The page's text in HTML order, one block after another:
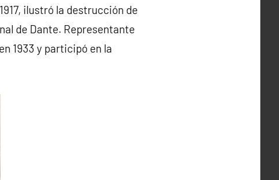
ilustró la destrucción de
de Dante. Representante
1933 y participó en la